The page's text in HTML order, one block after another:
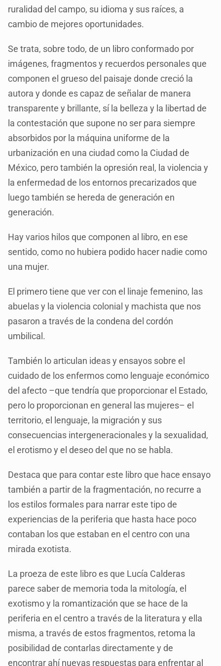
ruralidad del campo, su idioma y sus raíces, a
cambio de mejores oportunidades.
Se trata, sobre todo, de un libro conformado por
imágenes, fragmentos y recuerdos personales que
componen el grueso del paisaje donde creció la
autora y donde es capaz de señalar de manera
transparente y brillante, sí la belleza y la libertad de
la contestación que supone no ser para siempre
absorbidos por la máquina uniforme de la
urbanización en una ciudad como la Ciudad de
México, pero también la opresión real, la violencia y
la enfermedad de los entornos precarizados que
luego también se hereda de generación en
generación.
Hay varios hilos que componen al libro, en ese
sentido, como no hubiera podido hacer nadie como
una mujer.
El primero tiene que ver con el linaje femenino, las
abuelas y la violencia colonial y machista que nos
pasaron a través de la condena del cordón
umbilical.
También lo articulan ideas y ensayos sobre el
cuidado de los enfermos como lenguaje económico
del afecto –que tendría que proporcionar el Estado,
pero lo proporcionan en general las mujeres– el
territorio, el lenguaje, la migración y sus
consecuencias intergeneracionales y la sexualidad,
el erotismo y el deseo del que no se habla.
Destaca que para contar este libro que hace ensayo
también a partir de la fragmentación, no recurre a
los estilos formales para narrar este tipo de
experiencias de la periferia que hasta hace poco
contaban los que estaban en el centro con una
mirada exotista.
La proeza de este libro es que Lucía Calderas
parece saber de memoria toda la mitología, el
exotismo y la romantización que se hace de la
periferia en el centro a través de la literatura y ella
misma, a través de estos fragmentos, retoma la
posibilidad de contarlas directamente y de
encontrar ahí nuevas respuestas para enfrentar al